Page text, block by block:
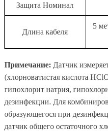
Защита Номинал
Длина кабеля
5
Примечание: Датчик
(хлорноватистая кислота
гипохлорит натрия,
дезинфекции. Для
образующегося при
датчик общего остаточного